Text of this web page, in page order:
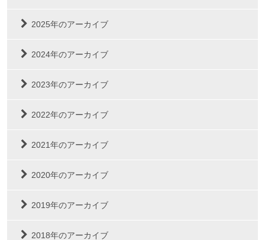
2025年のアーカイブ
2024年のアーカイブ
2023年のアーカイブ
2022年のアーカイブ
2021年のアーカイブ
2020年のアーカイブ
2019年のアーカイブ
2018年のアーカイブ